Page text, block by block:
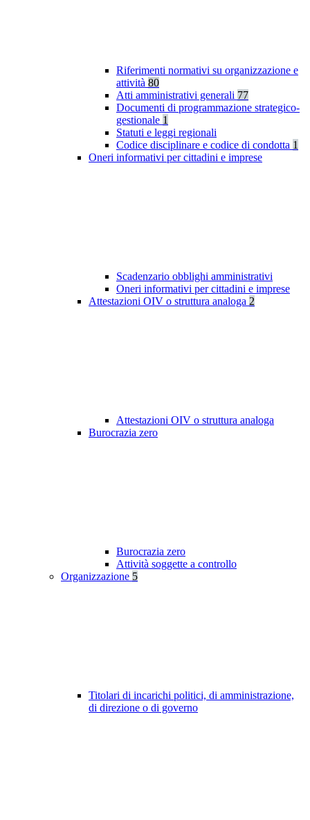
Riferimenti normativi su organizzazione e
attività 80
Atti amministrativi generali 77
Documenti di programmazione strategico-
gestionale 1
Statuti e leggi regionali
Codice disciplinare e codice di condotta 1
Oneri informativi per cittadini e imprese
Scadenzario obblighi amministrativi
Oneri informativi per cittadini e imprese
Attestazioni OIV o struttura analoga 2
Attestazioni OIV o struttura analoga
Burocrazia zero
Burocrazia zero
Attività soggette a controllo
Organizzazione 5
Titolari di incarichi politici, di amministrazione,
di direzione o di governo